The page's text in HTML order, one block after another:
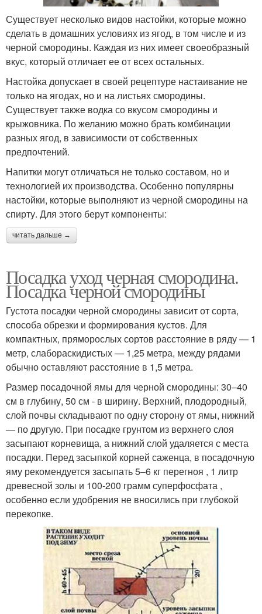
Существует несколько видов настойки, которые можно
сделать в домашних условиях из ягод, в том числе и из
черной смородины. Каждая из них имеет своеобразный
вкус, который отличает ее от всех остальных.
Настойка допускает в своей рецептуре настаивание не
только на ягодах, но и на листьях смородины.
Существует также водка со вкусом смородины и
крыжовника. По желанию можно брать комбинации
разных ягод, в зависимости от собственных
предпочтений.
Напитки могут отличаться не только составом, но и
технологией их производства. Особенно популярны
настойки, которые выполняют из черной смородины на
спирту. Для этого берут компоненты:
читать дальше →
Посадка уход черная смородина.
Посадка черной смородины
Густота посадки черной смородины зависит от сорта,
способа обрезки и формирования кустов. Для
компактных, пряморослых сортов расстояние в ряду — 1
метр, слабораскидистых — 1,25 метра, между рядами
обычно оставляют расстояние в 1,5 метра.
Размер посадочной ямы для черной смородины: 30–40
см в глубину, 50 см - в ширину. Верхний, плодородный,
слой почвы складывают по одну сторону от ямы, нижний
— по другую. При посадке грунтом из верхнего слоя
засыпают корневища, а нижний слой удаляется с места
посадки. Перед засыпкой корней саженца, в посадочную
яму рекомендуется засыпать 5–6 кг перегноя , 1 литр
древесной золы и 100-200 грамм суперфосфата ,
особенно если удобрения не вносились при глубокой
перекопке.